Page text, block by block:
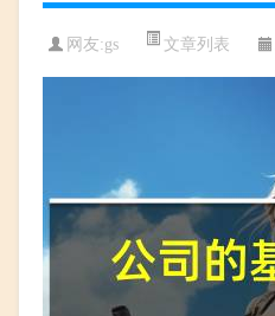
网友:gs 文章列表